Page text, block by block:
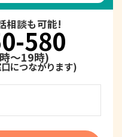
相談も可能!
580
～19時)